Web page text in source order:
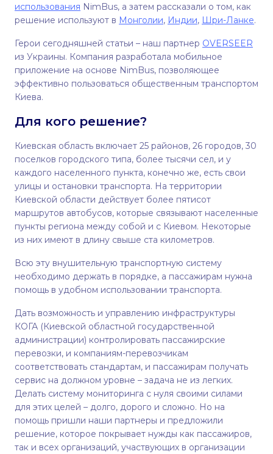
использования NimBus, а затем рассказали о том, как
решение используют в Монголии, Индии, Шри-Ланке.
Герои сегодняшней статьи – наш партнер OVERSEER
из Украины. Компания разработала мобильное
приложение на основе NimBus, позволяющее
эффективно пользоваться общественным транспортом
Киева.
Для кого решение?
Киевская область включает 25 районов, 26 городов, 30
поселков городского типа, более тысячи сел, и у
каждого населенного пункта, конечно же, есть свои
улицы и остановки транспорта. На территории
Киевской области действует более пятисот
маршрутов автобусов, которые связывают населенные
пункты региона между собой и с Киевом. Некоторые
из них имеют в длину свыше ста километров.
Всю эту внушительную транспортную систему
необходимо держать в порядке, а пассажирам нужна
помощь в удобном использовании транспорта.
Дать возможность и управлению инфраструктуры
КОГА (Киевской областной государственной
администрации) контролировать пассажирские
перевозки, и компаниям-перевозчикам
соответствовать стандартам, и пассажирам получать
сервис на должном уровне – задача не из легких.
Делать систему мониторинга с нуля своими силами
для этих целей – долго, дорого и сложно. Но на
помощь пришли наши партнеры и предложили
решение, которое покрывает нужды как пассажиров,
так и всех организаций, участвующих в организации